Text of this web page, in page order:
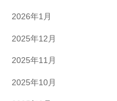
2026年1月
2025年12月
2025年11月
2025年10月